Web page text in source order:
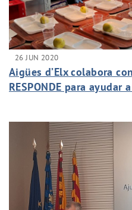
26 JUN 2020
Aigües d’Elx colabora
RESPONDE para ayudar